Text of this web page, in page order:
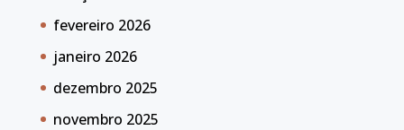
fevereiro 2026
janeiro 2026
dezembro 2025
novembro 2025